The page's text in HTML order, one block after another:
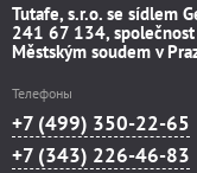
Tutafe, s.r.o. se sídlem
241 67 134,
Městským soudem v
Телефоны
+7 (499) 350-22-65
+7 (343) 226-46-83